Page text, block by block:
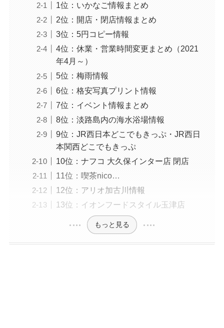
1位：いかなご情報まとめ
2位：開店・閉店情報まとめ
3位：5円コピー情報
4位：休業・営業時間変更まとめ（2021
年4月～）
5位：梅雨情報
6位：格安写真プリント情報
7位：イベント情報まとめ
8位：淡路島内の海水浴場情報
9位：JR西日本どこでもきっぷ・JR西日
本関西どこでもきっぷ
10位：ナフコ 大久保インター店 閉店
11位：喫茶nico…
12位：アリオ加古川情報
13位：イオンフードスタイル玉津店
もっと見る